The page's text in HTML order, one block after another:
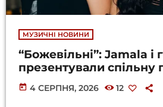
МУЗИЧНІ НОВИНИ
“Божевільні”: Jamala і
презентували спільну
today 4 СЕРПНЯ, 2026 12